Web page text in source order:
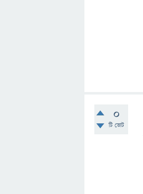
0
টি ভোট